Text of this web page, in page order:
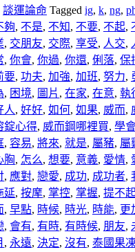
談運論命 Tagged ig, k, ng,
夠, 不是, 不知, 不要, 不起,
, 交朋友, 交際, 享受, 人交,
, 你會, 你過, 你還, 俐落, 保
要, 功夫, 加強, 加班, 努力,
, 困境, 圖片 , 在家, 在意, 執
人, 好好, 如何, 如果, 威而,
錠心得, 威而鋼哪裡買, 學
, 容易, 將來, 就是, 屬豬, 屬
胸, 怎么, 想要, 意義, 愛情,
, 應對, 戀愛, 成功, 成功者,
延, 按摩, 掌控, 掌握, 提不
, 早點, 時候, 時光, 時能, 更
, 會有, 有時, 有時候, 朋友,
, 永遠, 決定, 沒有, 泰國果